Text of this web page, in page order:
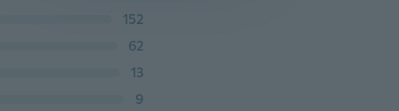
152
62
13
9